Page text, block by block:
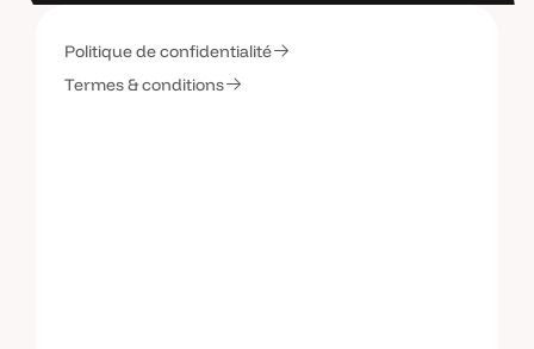
Contactez-moi
ontactez-moi
Politique de confidentialité
Termes & conditions